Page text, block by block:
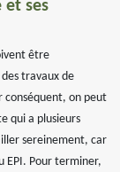
et ses
être
travaux de
conséquent, on peut
qui a plusieurs
sereinement, car
EPI. Pour terminer,